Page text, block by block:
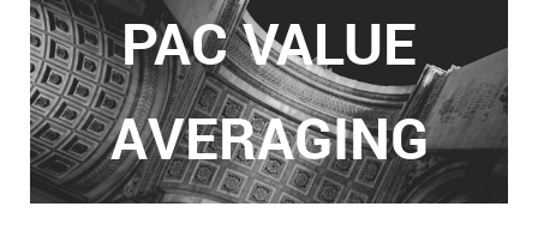
PAC VALUE
AVERAGING